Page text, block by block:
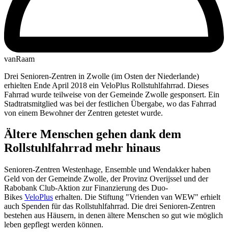
vanRaam
Drei Senioren-Zentren in Zwolle (im Osten der Niederlande)
erhielten Ende April 2018 ein VeloPlus Rollstuhlfahrrad. Dieses
Fahrrad wurde teilweise von der Gemeinde Zwolle gesponsert. Ein
Stadtratsmitglied was bei der festlichen Übergabe, wo das Fahrrad
von einem Bewohner der Zentren getestet wurde.
Ältere Menschen gehen dank dem
Rollstuhlfahrrad mehr hinaus
Senioren-Zentren Westenhage, Ensemble und Wendakker haben
Geld von der Gemeinde Zwolle, der Provinz Overijssel und der
Rabobank Club-Aktion zur Finanzierung des Duo-
Bikes VeloPlus erhalten. Die Stiftung "Vrienden van WEW" erhielt
auch Spenden für das Rollstuhlfahrrad. Die drei Senioren-Zentren
bestehen aus Häusern, in denen ältere Menschen so gut wie möglich
leben gepflegt werden können.